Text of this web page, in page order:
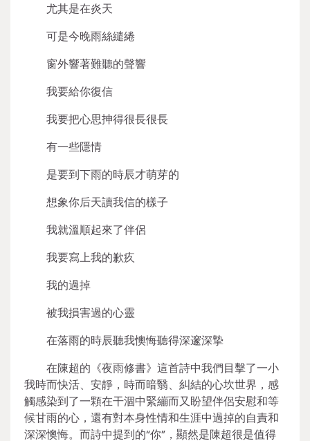
尤其是在炎天
可是今晚雨絲繾綣
窗外響著難聽的聲響
我要給你復信
我要把心思抻得很長很長
有一些隱情
是要到下雨的時辰才萌芽的
想象你后天讀我信的樣子
我就溫順起來了伴侶
我要寫上我的歉疚
我的過掉
被我損害過的心靈
在落雨的時辰聽我懊悔聽得深邃深摯
在陳超的《夜雨修書》這首詩中我們目擊了一小
我時而快活、安靜，時而暗翳、糾結的心坎世界，感
觸感染到了一顆在干涸中緊繃而又盼望伴侶安慰和等
候甘雨的心，還有對本身性情和生涯中過掉的自責和
深深懊悔。而詩中提到的“你”，顯然是陳超很是值得